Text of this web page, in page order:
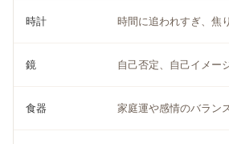
時計 時間に追われすぎ、焦
鏡 自己否定、自己イメー
食器 家庭運や感情のバラン